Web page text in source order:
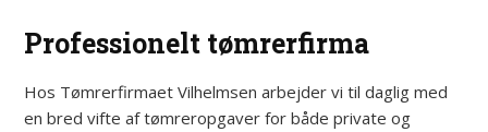
Professionelt tømrerfirma
Hos Tømrerfirmaet Vilhelmsen arbejder vi til daglig med
en bred vifte af tømreropgaver for både private og